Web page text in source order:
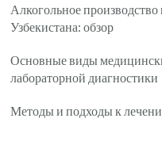
Алкогольное
Узбекистана: обзор
Основные виды
лабораторной диагностики
Методы и подходы к